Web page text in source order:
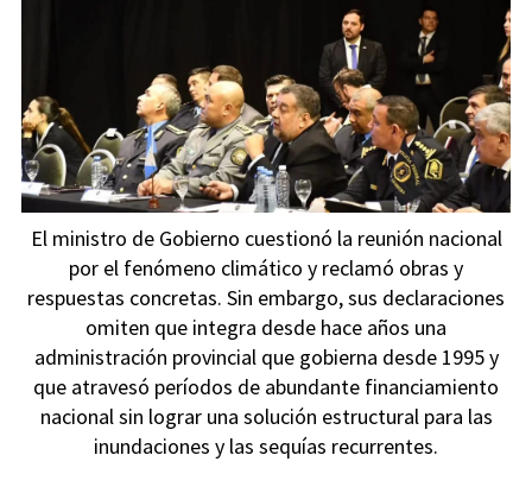
El ministro de Gobierno cuestionó la reunión nacional
por el fenómeno climático y reclamó obras y
respuestas concretas. Sin embargo, sus declaraciones
omiten que integra desde hace años una
administración provincial que gobierna desde 1995 y
que atravesó períodos de abundante financiamiento
nacional sin lograr una solución estructural para las
inundaciones y las sequías recurrentes.